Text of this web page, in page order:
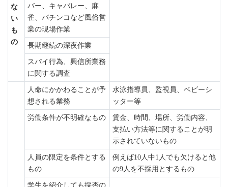
な
い
も
の
バー、キャバレー、麻
雀、パチンコなど風俗営
業の現場作業
長期継続の深夜作業
スパイ行為、興信所業務
に関する調査
人命にかかわることが予
想される業務
水泳指導員、監視員、ベビーシ
ッター等
労働条件が不明確なもの
賃金、時間、場所、労働内容、
支払い方法等に関することが明
示されていないもの
人員の限定を条件とする
もの
例えば10人中1人でも欠けると他
の9人を不採用とするもの
学生を紹介しても採否の